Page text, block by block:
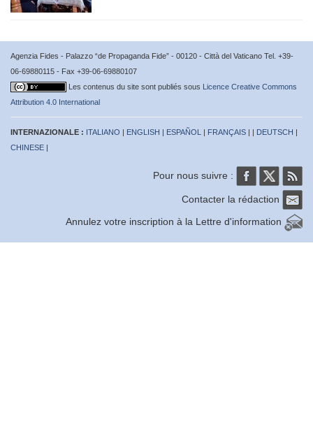
Agenzia Fides - Palazzo “de Propaganda Fide” - 00120 - Città del Vaticano Tel. +39-
06-69880115 - Fax +39-06-69880107
Les contenus du site sont publiés sous Licence Creative Commons
Attribution 4.0 International
INTERNAZIONALE : ITALIANO | ENGLISH | ESPAÑOL | FRANÇAIS | | DEUTSCH |
CHINESE |
Pour nous suivre :
Contacter la rédaction
Annulez votre inscription à la Lettre d'information